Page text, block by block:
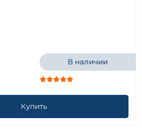
В наличии
Купить